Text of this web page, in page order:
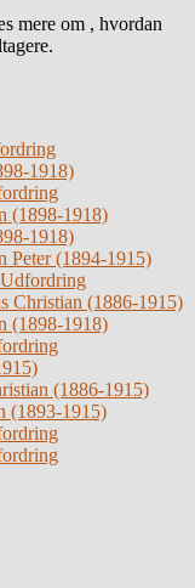
mere om , hvordan
1918)
(1898-1918)
1918)
Peter (1894-1915)
Christian (1886-1915)
(1898-1918)
(1886-1915)
(1893-1915)